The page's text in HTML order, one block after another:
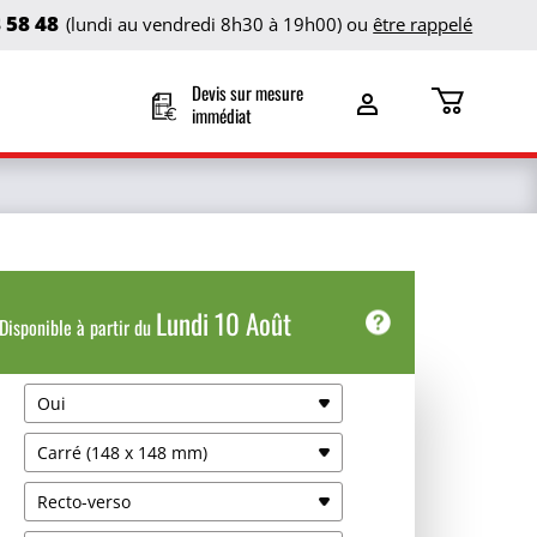
58 48 (lundi au vendredi 8h30 à 19h00) ouêtre rappelé
Devis sur mesure
immédiat
Disponible à partir duLundi 10 Août
Date de livraison
Retrait agence
Mar 11 Août
Oui
Carré (148 x 148 mm)
Recto-verso